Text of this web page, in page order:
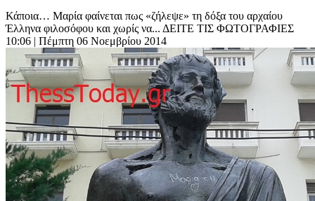
Κάποια… Μαρία φαίνεται πως «ζήλεψε» τη δόξα του αρχαίου
Έλληνα φιλοσόφου και χωρίς να... ΔΕΙΤΕ ΤΙΣ ΦΩΤΟΓΡΑΦΙΕΣ
10:06 | Πέμπτη 06 Νοεμβρίου 2014